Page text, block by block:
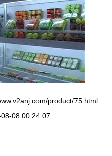
product/75.html
08 00:24:07